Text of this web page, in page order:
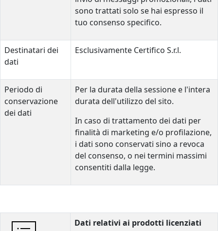
sono trattati solo se hai espresso il
tuo consenso specifico.
Destinatari dei
dati
Esclusivamente Certifico S.r.l.
Periodo di
conservazione
dei dati
Per la durata della sessione e l'intera
durata dell'utilizzo del sito.
In caso di trattamento dei dati per
finalità di marketing e/o profilazione,
i dati sono conservati sino a revoca
del consenso, o nei termini massimi
consentiti dalla legge.
Dati relativi ai prodotti licenziati